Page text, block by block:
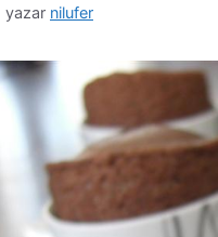
yazar nilufer